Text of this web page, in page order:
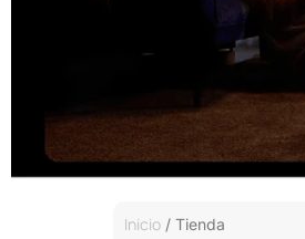
Inicio / Tienda